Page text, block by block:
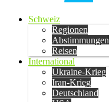
Schweiz
Regionen
Abstimmungen
Reisen
International
Ukraine-Krieg
Iran-Krieg
Deutschland